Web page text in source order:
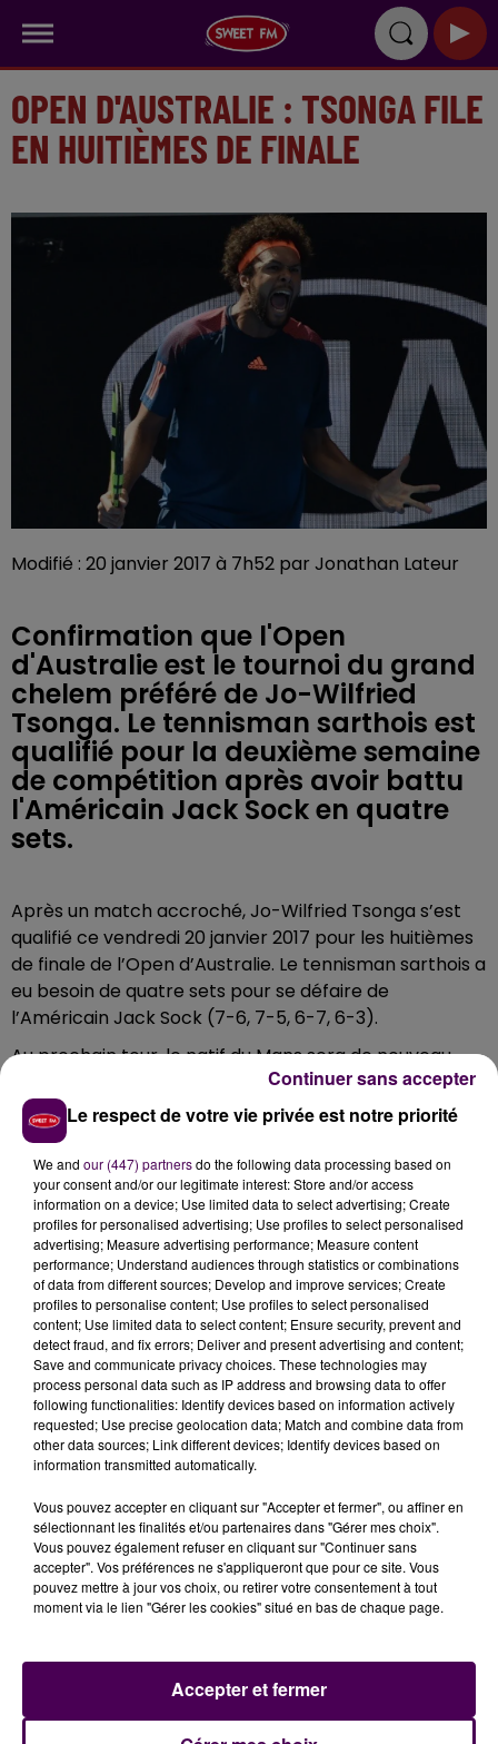
OPEN D'AUSTRALIE : TSONGA FILE
EN HUITIÈMES DE FINALE
Modifié : 20 janvier 2017 à 7h52 par Jonathan Lateur
Confirmation que l'Open
d'Australie est le tournoi du grand
chelem préféré de Jo-Wilfried
Tsonga. Le tennisman sarthois est
qualifié pour la deuxième semaine
de compétition après avoir battu
l'Américain Jack Sock en quatre
sets.
Après un match accroché, Jo-Wilfried Tsonga s’est
qualifié ce vendredi 20 janvier 2017 pour les huitièmes
de finale de l’Open d’Australie. Le tennisman sarthois a
eu besoin de quatre sets pour se défaire de
l’Américain Jack Sock (7-6, 7-5, 6-7, 6-3).
Au prochain tour, le natif du Mans sera de nouveau
favori, puisqu’il sera opposé à l’Australien Bernard
Tomic (27 mondial) ou au Britannique Daniel Evans
(51e).
Merci à tous !! Thanks to all of you#TsongaTeam
#AusOpen pic.twitter.com/XMD95yr7Te
— Jo-Wilfried Tsonga (@tsonga7)18 janvier 2017
À LA UNE
20h00
Gagnez vos pass pour le V and B Fest' 2026 !
11 juillet 2026
Inscrivez-vous au casting The Voice & The Voice
Kids !
Le respect de votre vie privée est notre priorité
We and our (447) partnersdo the following data processing based on
your consent and/or our legitimate interest: Store and/or access
information on a device; Use limited data to select advertising; Create
profiles for personalised advertising; Use profiles to select personalised
advertising; Measure advertising performance; Measure content
performance; Understand audiences through statistics or combinations
of data from different sources; Develop and improve services; Create
profiles to personalise content; Use profiles to select personalised
content; Use limited data to select content; Ensure security, prevent and
detect fraud, and fix errors; Deliver and present advertising and content;
Save and communicate privacy choices. These technologies may
process personal data such as IP address and browsing data to offer
following functionalities: Identify devices based on information actively
requested; Use precise geolocation data; Match and combine data from
other data sources; Link different devices; Identify devices based on
information transmitted automatically.
Vous pouvez accepter en cliquant sur "Accepter et fermer", ou affiner en
sélectionnant les finalités et/ou partenaires dans "Gérer mes choix".
Vous pouvez également refuser en cliquant sur "Continuer sans
accepter". Vos préférences ne s'appliqueront que pour ce site. Vous
pouvez mettre à jour vos choix, ou retirer votre consentement à tout
moment via le lien "Gérer les cookies" situé en bas de chaque page.
Accepter et fermer
Continuer sans accepter